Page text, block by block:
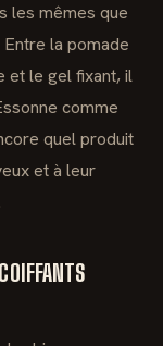
les mêmes que
la pomade
et le gel fixant, il
comme
quel produit
et à leur